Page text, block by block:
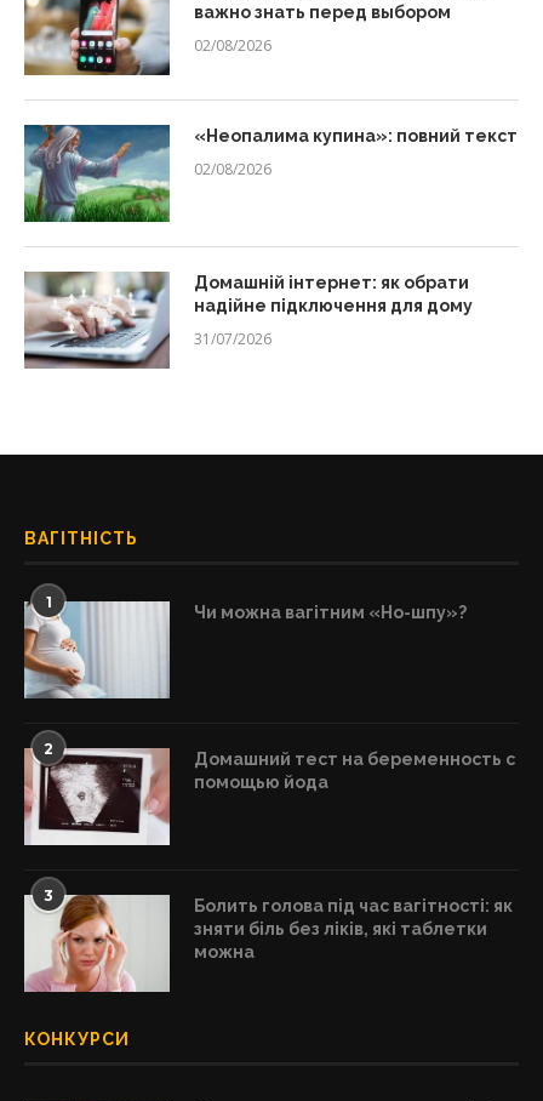
важно знать перед выбором
02/08/2026
«Неопалима купина»: повний текст
02/08/2026
Домашній інтернет: як обрати
надійне підключення для дому
31/07/2026
ВАГІТНІСТЬ
1 Чи можна вагітним «Но-шпу»?
2
Домашний тест на беременность с
помощью йода
3
Болить голова під час вагітності: як
зняти біль без ліків, які таблетки
можна
КОНКУРСИ